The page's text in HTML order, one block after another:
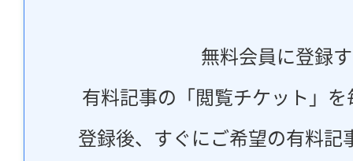
無料会員に登録
有料記事の「閲覧チケット」
登録後、すぐにご希望の有料記